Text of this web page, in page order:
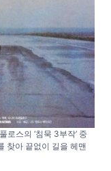
로스의 ‘침묵 3부작’ 중
찾아 끝없이 길을 헤맨